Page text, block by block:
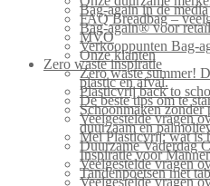
Bag-again in de media
FAQ Breadbag –
Bag-again® voor
MVO
Verkooppunten Bag-
Onze klanten
Zero waste inspiratie
Zero waste summer!
plastic en afval.
Plasticvrij back to
De beste tips om te
Schoonmaken zonder
Veelgestelde vragen
duurzaam en
Mei Plasticvrij: wat is
Duurzame Vaderdag
Inspiratie voor
Veelgestelde vragen
Tandenpoetsen met
Veelgestelde vragen